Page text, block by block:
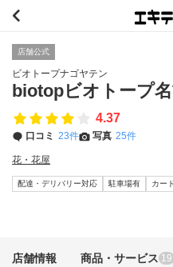
店舗公式
ビオトープナゴヤテン
biotopビオトープ
4.37
口コミ 23件 写真 25件
花・花屋
配達・デリバリー対応 駐車場有 カー
店舗情報 商品・サービス 19